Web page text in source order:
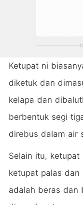
Ketupat ni
diketuk dan
kelapa dan
berbentuk segi
direbus dalam air
Selain itu,
ketupat palas dan
adalah beras dan